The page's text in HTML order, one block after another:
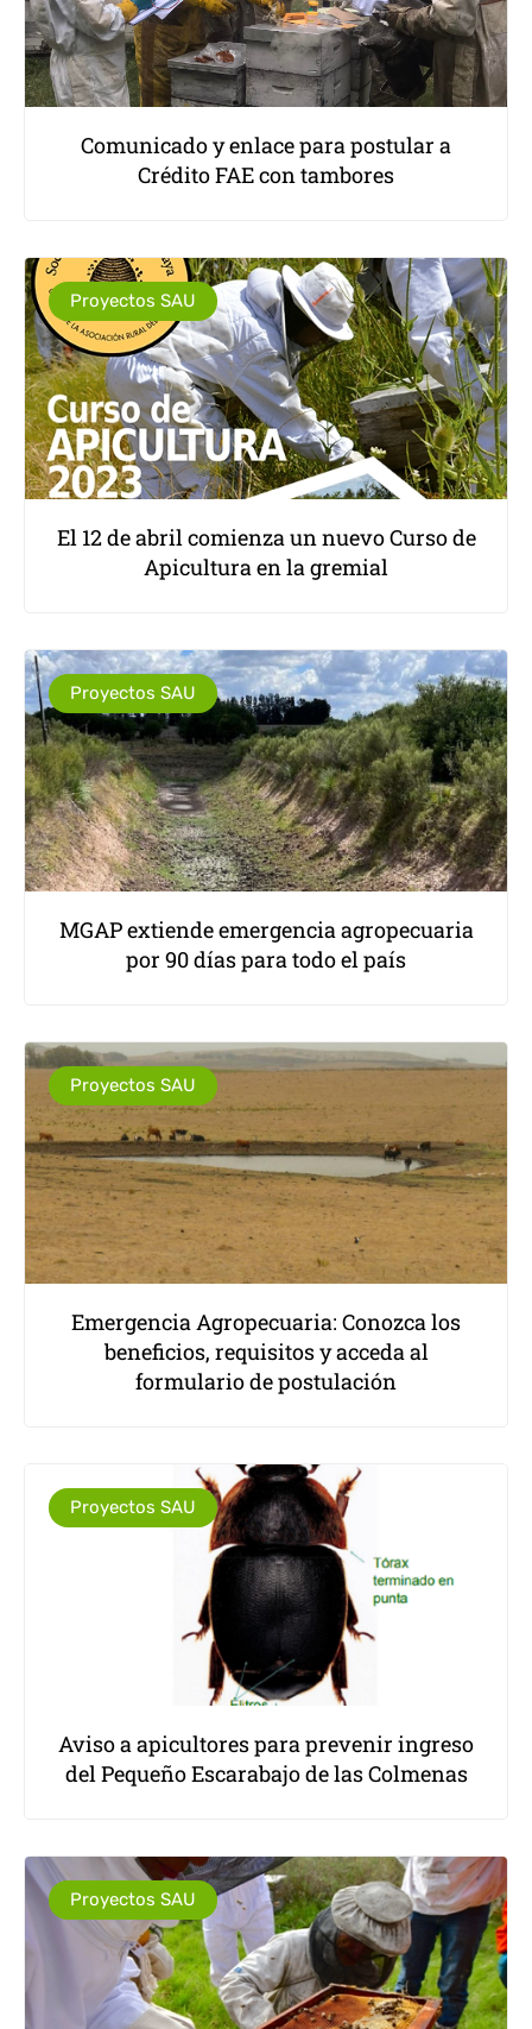
Comunicado y enlace para postular a
Crédito FAE con tambores
Proyectos SAU
El 12 de abril comienza un nuevo Curso de
Apicultura en la gremial
Proyectos SAU
MGAP extiende emergencia agropecuaria
por 90 días para todo el país
Proyectos SAU
Emergencia Agropecuaria: Conozca los
beneficios, requisitos y acceda al
formulario de postulación
Proyectos SAU
Aviso a apicultores para prevenir ingreso
del Pequeño Escarabajo de las Colmenas
Proyectos SAU